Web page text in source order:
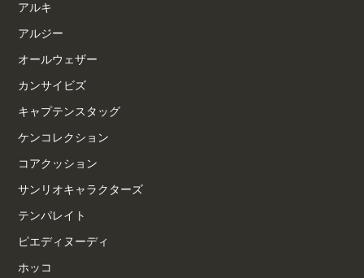
アルキ
アルジー
オールウェザー
カンサイビズ
キャプテンスタッグ
ケンコレクション
コアクッション
サンリオキャラクターズ
テンパレイト
ピエディヌーディ
ホッコ